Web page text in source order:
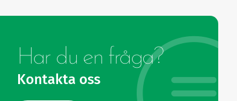
Har du en fråga?
Kontakta oss